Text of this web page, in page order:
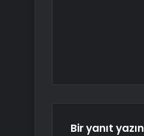
Bir yanıt yazın